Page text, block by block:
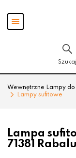
Pokaż
menu
Szukaj
Wewnętrzne Lampy do
Lampy sufitowe
Lampa
71381